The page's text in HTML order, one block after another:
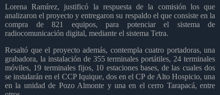
Lorena Ramírez, justificó la respuesta de la comisión los que
analizaron el proyecto y entregaron su respaldo el que consiste en la
compra de 821 equipos, para potenciar el sistema de
radiocomunicación digital, mediante el sistema Tetra.
Resaltó que el proyecto además, contempla cuatro portadoras, una
grabadora, la instalación de 355 terminales portátiles, 24 terminales
móviles, 19 terminales fijos, 10 estaciones bases, de las cuales dos
se instalarán en el CCP Iquique, dos en el CP de Alto Hospicio, una
en la unidad de Pozo Almonte y una en el cerro Tarapacá, entre